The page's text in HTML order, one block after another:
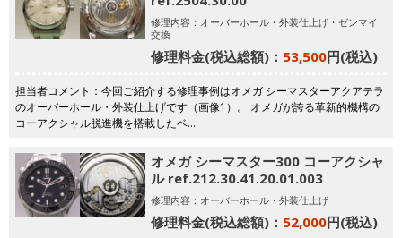
修理内容：オーバーホール・外装仕上げ・ゼンマイ
交換
修理料金(税込総額)： 53,500円(税込)
担当者コメント：今回ご紹介する修理事例はオメガ シーマスターアクアテラ
のオーバーホール・外装仕上げです（画像1）。 オメガが誇る革新的機構の
コーアクシャル脱進機を搭載したベ…
オメガ シーマスター300 コーアクシャ
ル ref.212.30.41.20.01.003
修理内容：オーバーホール・外装仕上げ
修理料金(税込総額)： 52,000円(税込)